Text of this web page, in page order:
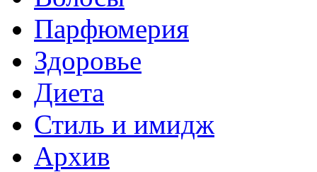
Парфюмерия
Здоровье
Диета
Стиль и имидж
Архив